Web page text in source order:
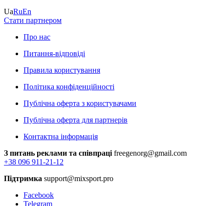
UaRuEn
Стати партнером
Про нас
Питання-відповіді
Правила користування
Політика конфіденційності
Публічна оферта з користувачами
Публічна оферта для партнерів
Контактна інформація
З питань реклами та співпраці freegenorg@gmail.com
+38 096 911-21-12
Підтримка support@mixsport.pro
Facebook
Telegram